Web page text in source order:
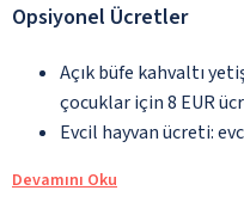
Opsiyonel Ücretler
Açık büfe kahvaltı
çocuklar için 8 EUR
Evcil hayvan ücreti:
Devamını Oku